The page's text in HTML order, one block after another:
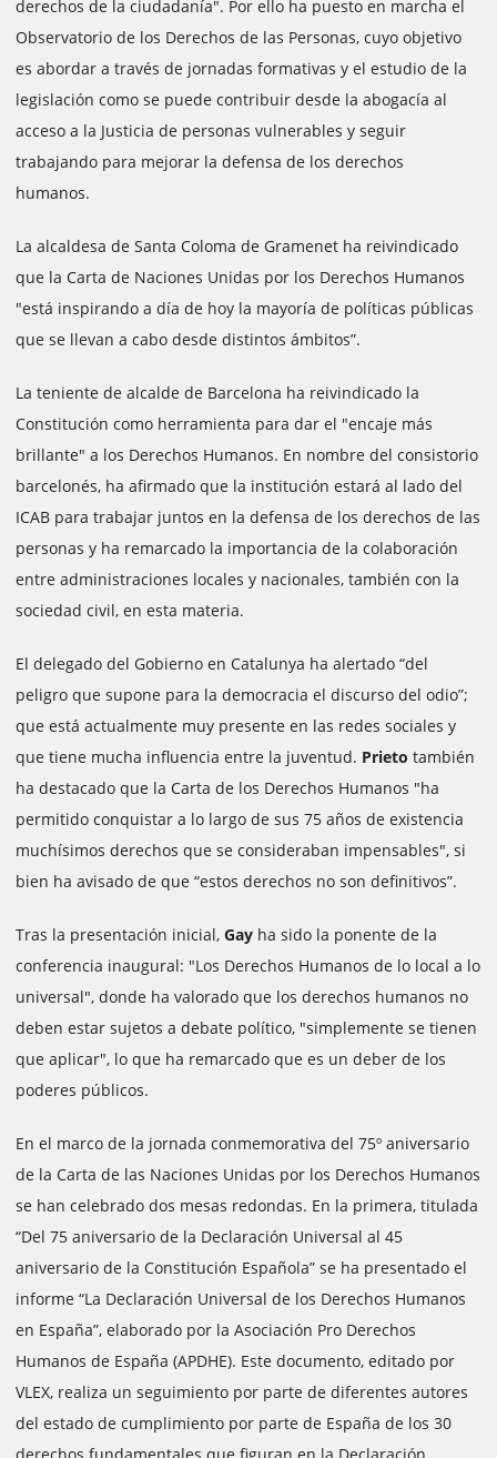
derechos de la ciudadanía". Por ello ha puesto en marcha el
Observatorio de los Derechos de las Personas, cuyo objetivo
es abordar a través de jornadas formativas y el estudio de la
legislación como se puede contribuir desde la abogacía al
acceso a la Justicia de personas vulnerables y seguir
trabajando para mejorar la defensa de los derechos
humanos.
La alcaldesa de Santa Coloma de Gramenet ha reivindicado
que la Carta de Naciones Unidas por los Derechos Humanos
"está inspirando a día de hoy la mayoría de políticas públicas
que se llevan a cabo desde distintos ámbitos”.
La teniente de alcalde de Barcelona ha reivindicado la
Constitución como herramienta para dar el "encaje más
brillante" a los Derechos Humanos. En nombre del consistorio
barcelonés, ha afirmado que la institución estará al lado del
ICAB para trabajar juntos en la defensa de los derechos de las
personas y ha remarcado la importancia de la colaboración
entre administraciones locales y nacionales, también con la
sociedad civil, en esta materia.
El delegado del Gobierno en Catalunya ha alertado “del
peligro que supone para la democracia el discurso del odio”;
que está actualmente muy presente en las redes sociales y
que tiene mucha influencia entre la juventud. Prieto también
ha destacado que la Carta de los Derechos Humanos "ha
permitido conquistar a lo largo de sus 75 años de existencia
muchísimos derechos que se consideraban impensables", si
bien ha avisado de que “estos derechos no son definitivos”.
Tras la presentación inicial, Gay ha sido la ponente de la
conferencia inaugural: "Los Derechos Humanos de lo local a lo
universal", donde ha valorado que los derechos humanos no
deben estar sujetos a debate político, "simplemente se tienen
que aplicar", lo que ha remarcado que es un deber de los
poderes públicos.
En el marco de la jornada conmemorativa del 75º aniversario
de la Carta de las Naciones Unidas por los Derechos Humanos
se han celebrado dos mesas redondas. En la primera, titulada
“Del 75 aniversario de la Declaración Universal al 45
aniversario de la Constitución Española” se ha presentado el
informe “La Declaración Universal de los Derechos Humanos
en España”, elaborado por la Asociación Pro Derechos
Humanos de España (APDHE). Este documento, editado por
VLEX, realiza un seguimiento por parte de diferentes autores
del estado de cumplimiento por parte de España de los 30